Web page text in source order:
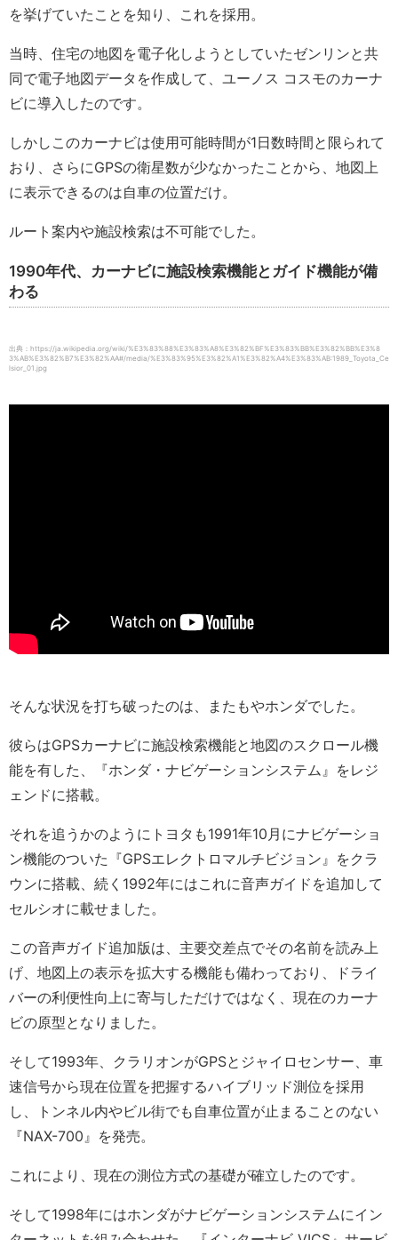
を挙げていたことを知り、これを採用。
当時、住宅の地図を電子化しようとしていたゼンリンと共
同で電子地図データを作成して、ユーノス コスモのカーナ
ビに導入したのです。
しかしこのカーナビは使用可能時間が1日数時間と限られて
おり、さらにGPSの衛星数が少なかったことから、地図上
に表示できるのは自車の位置だけ。
ルート案内や施設検索は不可能でした。
1990年代、カーナビに施設検索機能とガイド機能が備
わる
出典：https://ja.wikipedia.org/wiki/%E3%83%88%E3%83%A8%E3%82%BF%E3%83%BB%E3%82%BB%E3%8
3%AB%E3%82%B7%E3%82%AA#/media/%E3%83%95%E3%82%A1%E3%82%A4%E3%83%AB:1989_Toyota_Ce
lsior_01.jpg
そんな状況を打ち破ったのは、またもやホンダでした。
彼らはGPSカーナビに施設検索機能と地図のスクロール機
能を有した、『ホンダ・ナビゲーションシステム』をレジ
ェンドに搭載。
それを追うかのようにトヨタも1991年10月にナビゲーショ
ン機能のついた『GPSエレクトロマルチビジョン』をクラ
ウンに搭載、続く1992年にはこれに音声ガイドを追加して
セルシオに載せました。
この音声ガイド追加版は、主要交差点でその名前を読み上
げ、地図上の表示を拡大する機能も備わっており、ドライ
バーの利便性向上に寄与しただけではなく、現在のカーナ
ビの原型となりました。
そして1993年、クラリオンがGPSとジャイロセンサー、車
速信号から現在位置を把握するハイブリッド測位を採用
し、トンネル内やビル街でも自車位置が止まることのない
『NAX-700』を発売。
これにより、現在の測位方式の基礎が確立したのです。
そして1998年にはホンダがナビゲーションシステムにイン